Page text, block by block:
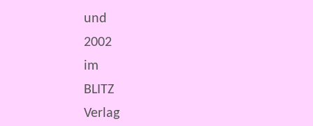
und
2002
im
BLITZ
Verlag